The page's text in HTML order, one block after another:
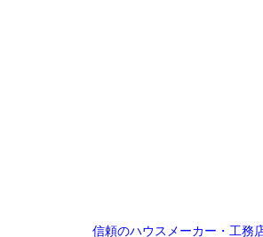
信頼のハウスメーカー・工務